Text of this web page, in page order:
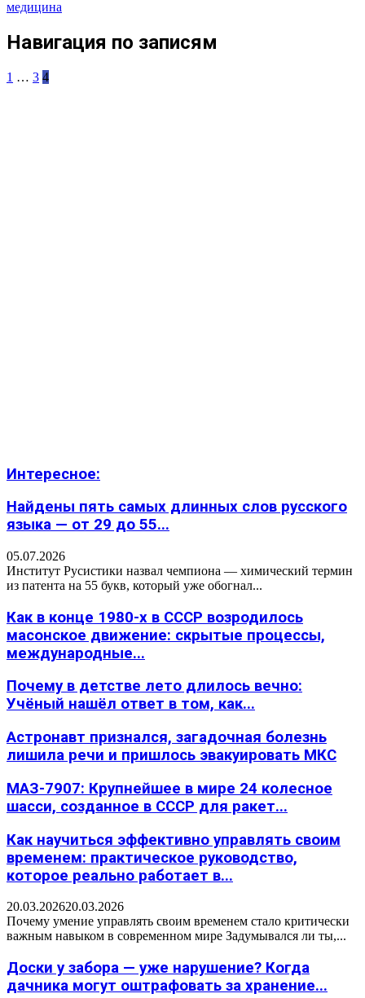
медицина
Навигация по записям
1 … 3 4
Интересное:
Найдены пять самых длинных слов русского
языка — от 29 до 55...
05.07.2026
Институт Русистики назвал чемпиона — химический термин
из патента на 55 букв, который уже обогнал...
Как в конце 1980-х в СССР возродилось
масонское движение: скрытые процессы,
международные...
Почему в детстве лето длилось вечно:
Учёный нашёл ответ в том, как...
Астронавт признался, загадочная болезнь
лишила речи и пришлось эвакуировать МКС
МАЗ-7907: Крупнейшее в мире 24 колесное
шасси, созданное в СССР для ракет...
Как научиться эффективно управлять своим
временем: практическое руководство,
которое реально работает в...
20.03.202620.03.2026
Почему умение управлять своим временем стало критически
важным навыком в современном мире Задумывался ли ты,...
Доски у забора — уже нарушение? Когда
дачника могут оштрафовать за хранение...